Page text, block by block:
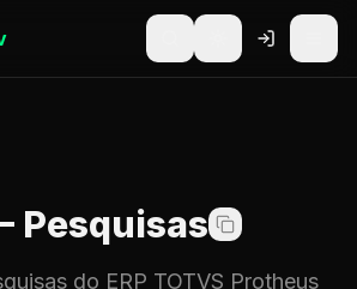
Pesquisas
do ERP TOTVS Protheus